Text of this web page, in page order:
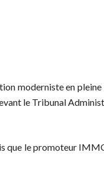
moderniste en
le Tribunal
que le promoteur